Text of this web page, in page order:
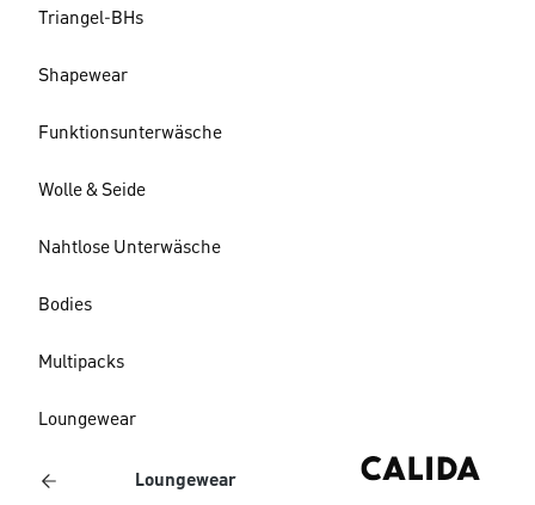
Triangel-BHs
Shapewear
Funktionsunterwäsche
Wolle & Seide
Nahtlose Unterwäsche
Bodies
Multipacks
Loungewear
Loungewear